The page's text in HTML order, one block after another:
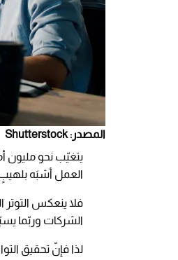
المصدر: Shutterstock
يتغيّب نحو مليون
العمل أشبَه
فلا ينعكس التوتر
الشركات وربّما
لذا فإنّ تحقيق